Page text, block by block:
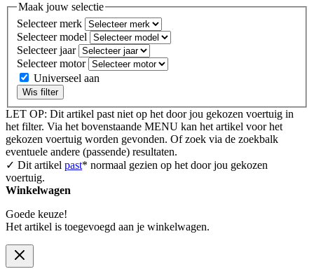
Maak jouw selectie
Selecteer merk
Selecteer model
Selecteer jaar
Selecteer motor
Universeel aan
Wis filter
LET OP: Dit artikel past niet op het door jou gekozen voertuig in
het filter. Via het bovenstaande MENU kan het artikel voor het
gekozen voertuig worden gevonden. Of zoek via de zoekbalk
eventuele andere (passende) resultaten.
✓ Dit artikel past* normaal gezien op het door jou gekozen
voertuig.
Winkelwagen
Goede keuze!
Het artikel is toegevoegd aan je winkelwagen.